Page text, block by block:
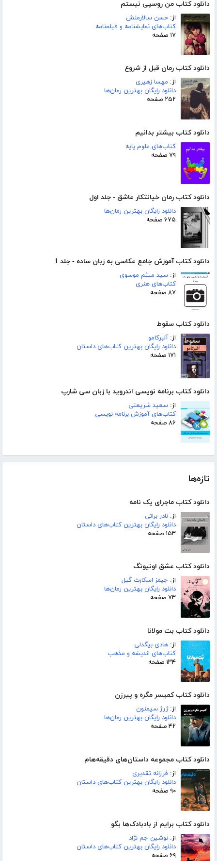
دانلود کتاب من روسپی نیستم
از: حسن سالارمنش
کتاب‌های نمایشنامه و فیلمنامه
۱۷ صفحه
دانلود کتاب رمان قبل از شروع
از: مهسا زهیری
دانلود رایگان بهترین رمان‌ها
۲۵۲ صفحه
دانلود کتاب بیشتر بدانیم
کتاب‌های علوم پایه
۷۹ صفحه
دانلود کتاب رمان خیانتکار عاشق - جلد اول
دانلود رایگان بهترین رمان‌ها
۶۷۵ صفحه
دانلود کتاب آموزش جامع عکاسی به زبان ساده - جلد 1
از: سید میثم موسوی
کتاب‌های هنری
۸۷ صفحه
دانلود کتاب سقوط
از: آلبرکامو
دانلود رایگان بهترین کتاب‌های داستان
۱۷۱ صفحه
دانلود کتاب برنامه نویسی اندروید با زبان سی شارپ
از: سعید شریعتی
کتاب‌های آموزش برنامه نویسی
۸۶ صفحه
تازه‌ها
دانلود کتاب ماجرای یک نامه
از: نادر براتی
دانلود رایگان بهترین کتاب‌های داستان
۱۵۳ صفحه
دانلود کتاب عشق اونیونگ
از: جیمز اسکارث گیل
دانلود رایگان بهترین رمان‌ها
۷۳ صفحه
دانلود کتاب بت مولانا
از: هادی بیگدلی
کتاب‌های اندیشه و مذهب
۱۳۴ صفحه
دانلود کتاب کمیسر مگره و پیرزن
از:ژرژ سیمنون
دانلود رایگان بهترین رمان‌ها
۴۲ صفحه
دانلود کتاب مجموعه داستان‌های دقیقه‌هام
از: فرزانه تقدیری
دانلود رایگان بهترین کتاب‌های داستان
۹۰ صفحه
دانلود کتاب برایم از بادبادک‌ها بگو
از: نوشین جم نژاد
دانلود رایگان بهترین کتاب‌های داستان
۶۹ صفحه